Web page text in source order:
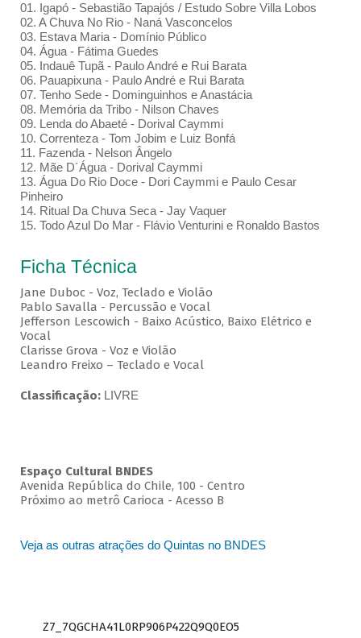
01. Igapó - Sebastião Tapajós / Estudo Sobre Villa Lobos
02. A Chuva No Rio - Naná Vasconcelos
03. Estava Maria - Domínio Público
04. Água - Fátima Guedes
05. Indauê Tupã - Paulo André e Rui Barata
06. Pauapixuna - Paulo André e Rui Barata
07. Tenho Sede - Dominguinhos e Anastácia
08. Memória da Tribo - Nilson Chaves
09. Lenda do Abaeté - Dorival Caymmi
10. Correnteza - Tom Jobim e Luiz Bonfá
11. Fazenda - Nelson Ângelo
12. Mãe D´Água - Dorival Caymmi
13. Água Do Rio Doce - Dori Caymmi e Paulo Cesar
Pinheiro
14. Ritual Da Chuva Seca - Jay Vaquer
15. Todo Azul Do Mar - Flávio Venturini e Ronaldo Bastos
Ficha Técnica
Jane Duboc - Voz, Teclado e Violão
Pablo Savalla - Percussão e Vocal
Jefferson Lescowich - Baixo Acústico, Baixo Elétrico e
Vocal
Clarisse Grova - Voz e Violão
Leandro Freixo – Teclado e Vocal
Classificação: LIVRE
Espaço Cultural BNDES
Avenida República do Chile, 100 - Centro
Próximo ao metrô Carioca - Acesso B
Veja as outras atrações do Quintas no BNDES
Z7_7QGCHA41L0RP906P422Q9Q0EO5